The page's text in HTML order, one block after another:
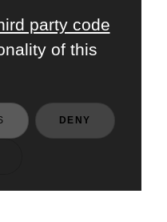
terug te
Zo
deze
party code
of this
DENY